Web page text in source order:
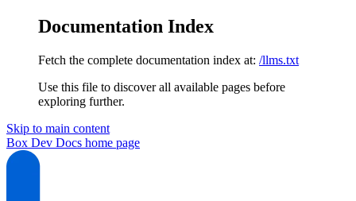
Documentation Index
Fetch the complete documentation index at: /llms.txt
Use this file to discover all available pages before
exploring further.
Skip to main content
Box Dev Docs home page